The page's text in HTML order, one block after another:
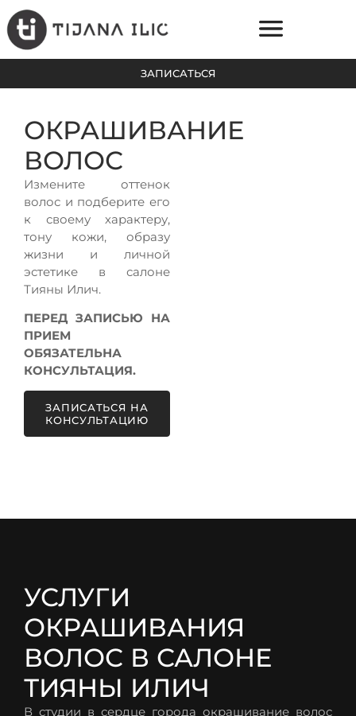
ЗАПИСАТЬСЯ
ОКРАШИВАНИЕ
ВОЛОС
Измените оттенок
волос и подберите его
к своему характеру,
тону кожи, образу
жизни и личной
эстетике в салоне
Тияны Илич.
ПЕРЕД ЗАПИСЬЮ НА
ПРИЕМ
ОБЯЗАТЕЛЬНА
КОНСУЛЬТАЦИЯ.
ЗАПИСАТЬСЯ НА
КОНСУЛЬТАЦИЮ
УСЛУГИ
ОКРАШИВАНИЯ
ВОЛОС В САЛОНЕ
ТИЯНЫ ИЛИЧ
В студии в сердце города окрашивание волос